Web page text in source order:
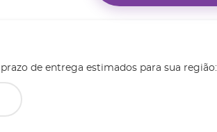
de entrega estimados para sua região: